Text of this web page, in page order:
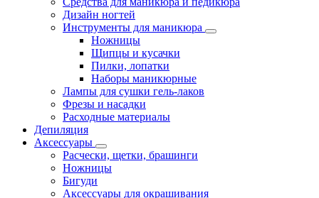
Дизайн ногтей
Инструменты для маникюра
Ножницы
Щипцы и кусачки
Пилки, лопатки
Наборы маникюрные
Лампы для сушки гель-лаков
Фрезы и насадки
Расходные материалы
Депиляция
Аксессуары
Расчески, щетки, брашинги
Ножницы
Бигуди
Аксессуары для окрашивания